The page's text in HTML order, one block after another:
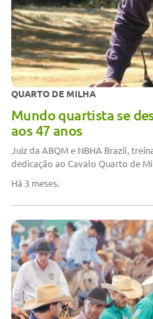
QUARTO DE MILHA
Mundo quartista se
aos 47 anos
Juiz da ABQM e NBHA Brazil,
dedicação ao Cavalo Quarto de
Há 3 meses.